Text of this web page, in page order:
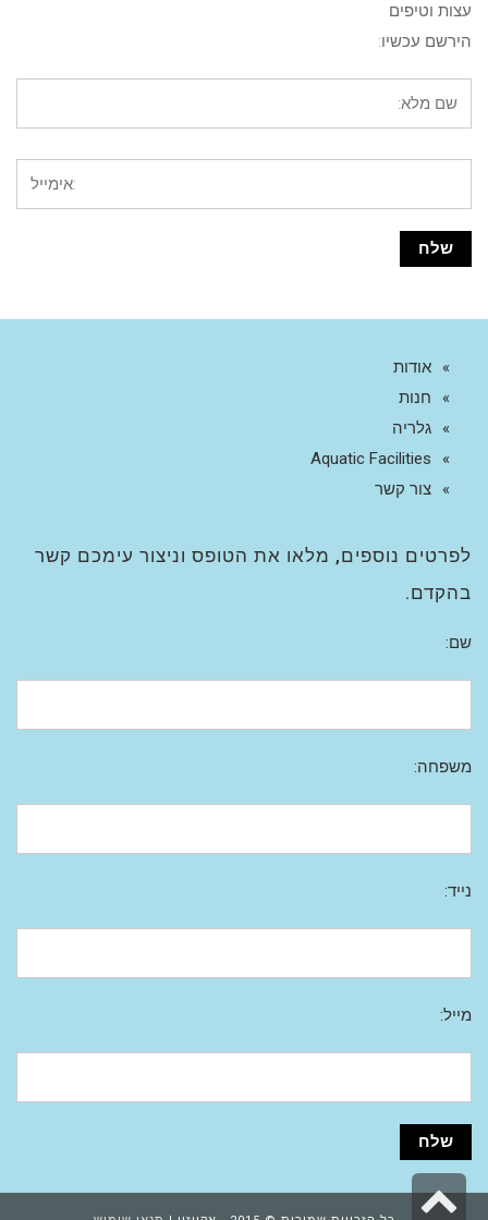
עצות וטיפים
הירשם עכשיו:
אודות
חנות
גלריה
Aquatic Facilities
צור קשר
לפרטים נוספים, מלאו את הטופס וניצור עימכם קשר
בהקדם.
שם:
משפחה:
נייד:
מייל:
גלילה